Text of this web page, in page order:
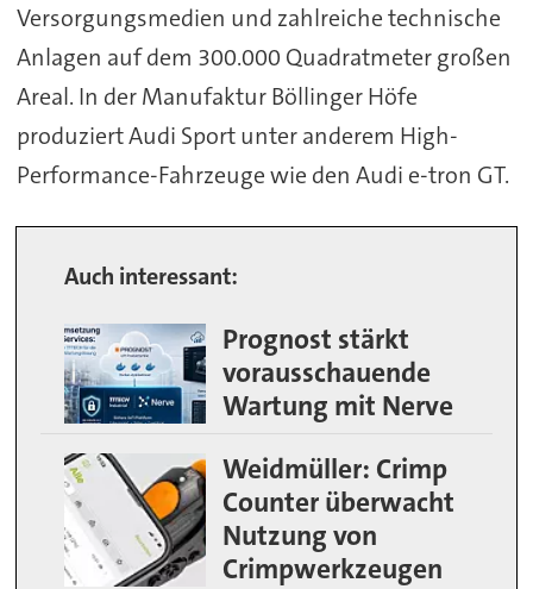
Versorgungsmedien und zahlreiche technische
Anlagen auf dem 300.000 Quadratmeter großen
Areal. In der Manufaktur Böllinger Höfe
produziert Audi Sport unter anderem High-
Performance-Fahrzeuge wie den Audi e-tron GT.
Auch interessant:
Prognost stärkt
vorausschauende
Wartung mit Nerve
Weidmüller: Crimp
Counter überwacht
Nutzung von
Crimpwerkzeugen